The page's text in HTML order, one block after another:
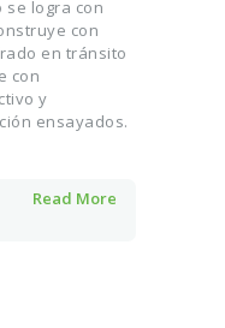
se logra con
con
en tránsito
con
y
ensayados.
Read More